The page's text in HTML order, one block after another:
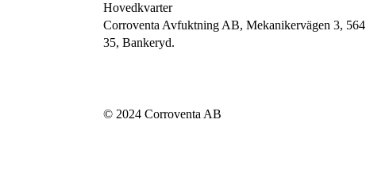
Hovedkvarter
Corroventa Avfuktning AB, Mekanikervägen 3, 564
35, Bankeryd.
© 2024 Corroventa AB